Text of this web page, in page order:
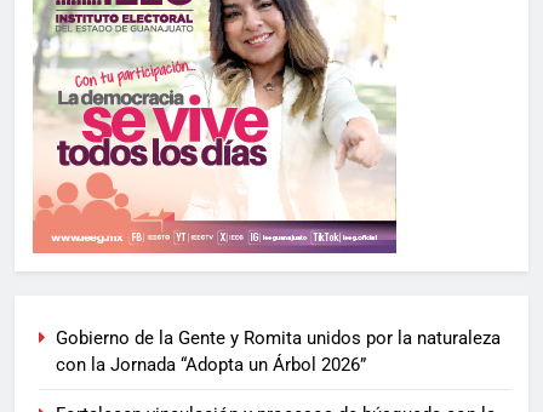
Gobierno de la Gente y Romita unidos por la naturaleza
con la Jornada “Adopta un Árbol 2026”